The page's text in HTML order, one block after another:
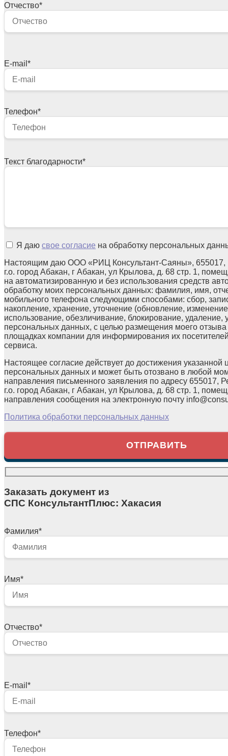
Отчество*
E-mail *
Телефон*
Текст благодарности*
Я даю свое согласие на обработку персональных
Настоящим даю ООО «РИЦ Консультант-Саяны», 655017,
г.о. город Абакан, г Абакан, ул Крылова, д. 68 стр. 1,
на автоматизированную и без использования средств
обработку моих персональных данных: фамилия, имя,
мобильного телефона следующими способами: сбор,
накопление, хранение, уточнение (обновление,
использование, обезличивание, блокирование, удаление,
персональных данных, с целью размещения моего
площадках компании для информирования их
сервиса.
Настоящее согласие действует до достижения указанной
персональных данных и может быть отозвано в любой
направления письменного заявления по адресу 655017,
г.о. город Абакан, г Абакан, ул Крылова, д. 68 стр. 1,
направления сообщения на электронную почту
Политика обработки персональных данных
Заказать документ из
СПС КонсультантПлюс: Хакасия
Фамилия*
Имя*
Отчество*
E-mail *
Телефон*